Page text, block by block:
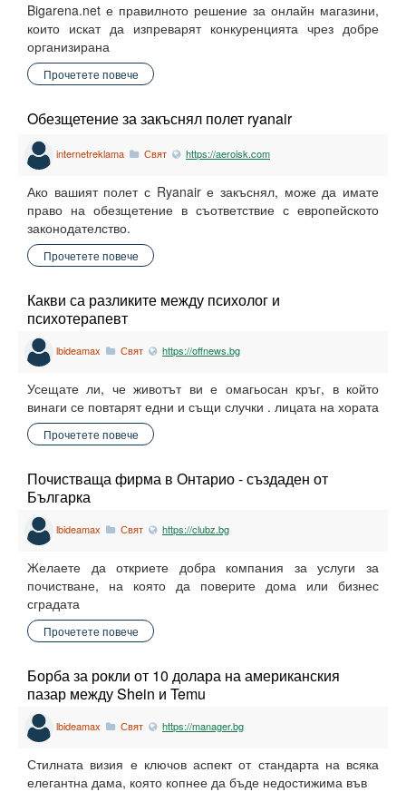
Bigarena.net е правилното решение за онлайн магазини,
които искат да изпреварят конкуренцията чрез добре
организирана
Прочетете повече
Oбезщетение за закъснял полет ryanair
internetreklama Свят https://aeroisk.com
Ако вашият полет с Ryanair е закъснял, може да имате
право на обезщетение в съответствие с европейското
законодателство.
Прочетете повече
Какви са разликите между психолог и
психотерапевт
lbideamax Свят https://offnews.bg
Усещате ли, че животът ви е омагьосан кръг, в който
винаги се повтарят едни и същи случки . лицата на хората
Прочетете повече
Почистваща фирма в Онтарио - създаден от
Българка
lbideamax Свят https://clubz.bg
Желаете да откриете добра компания за услуги за
почистване, на която да поверите дома или бизнес
сградата
Прочетете повече
Борба за рокли от 10 долара на американския
пазар между Shein и Temu
lbideamax Свят https://manager.bg
Стилната визия е ключов аспект от стандарта на всяка
елегантна дама, която копнее да бъде недостижима във